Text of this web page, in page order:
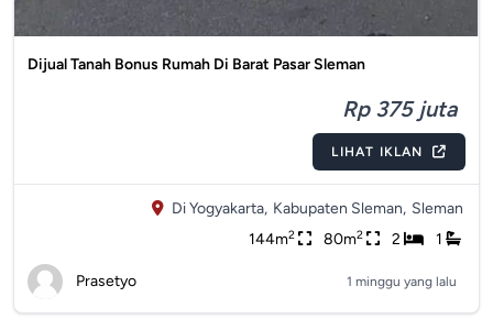
Dijual Tanah Bonus Rumah Di Barat Pasar Sleman
Rp 375 juta
LIHAT IKLAN
Di Yogyakarta, Kabupaten Sleman, Sleman
144m2 80m2 2 1
Prasetyo 1 minggu yang lalu